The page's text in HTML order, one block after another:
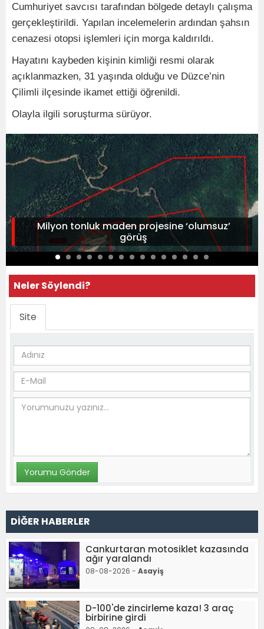
Cumhuriyet savcısı tarafından bölgede detaylı çalışma
gerçekleştirildi. Yapılan incelemelerin ardından şahsın
cenazesi otopsi işlemleri için morga kaldırıldı.
Hayatını kaybeden kişinin kimliği resmi olarak
açıklanmazken, 31 yaşında olduğu ve Düzce’nin
Çilimli ilçesinde ikamet ettiği öğrenildi.
Olayla ilgili soruşturma sürüyor.
Milyon tonluk maden projesine ‘olumsuz’
görüş
Neler Söylendi?
Site
DİĞER HABERLER
Cankurtaran motosiklet kazasında
ağır yaralandı
08-08-2026 - Asayiş
D-100'de zincirleme kaza! 3 araç
birbirine girdi